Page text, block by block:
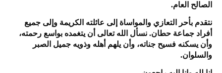
الصالح العام.
نتقدم بأحر التعازي والمواساة إلى عائلته الكريمة وإلى جميع
أفراد جماعة حطان. نسأل الله تعالى أن يتغمده بواسع رحمته،
وأن يسكنه فسيح جناته، وأن يلهم أهله وذويه جميل الصبر
والسلوان.